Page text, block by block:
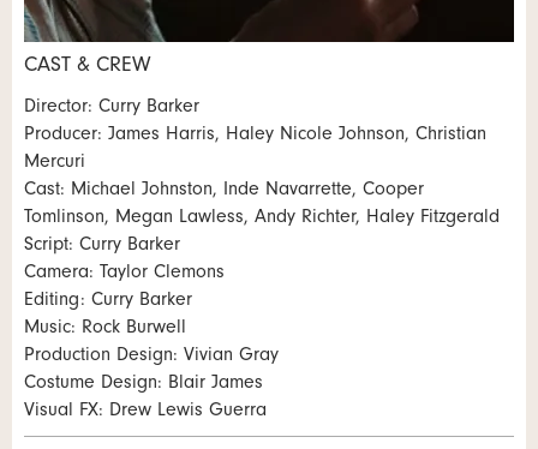
Nachricht
* Eingabe erforderlich
Zur Qualitätssicherung wird eine Kopie der E-Mail an
guidle übermittelt.
NACHRICHT SENDEN
* Eingabe erforderlich
guidle übermittelt.
NACHRICHT SENDEN
Schliessen
CAST & CREW
Director: Curry Barker
Producer: James Harris, Haley Nicole Johnson, Christian
Mercuri
Cast: Michael Johnston, Inde Navarrette, Cooper
Tomlinson, Megan Lawless, Andy Richter, Haley Fitzgerald
Script: Curry Barker
Camera: Taylor Clemons
Editing: Curry Barker
Music: Rock Burwell
Production Design: Vivian Gray
Costume Design: Blair James
Visual FX: Drew Lewis Guerra